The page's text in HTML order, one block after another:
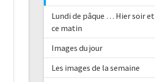
Lundi de pâque … Hier soir et
ce matin
Images du jour
Les images de la semaine